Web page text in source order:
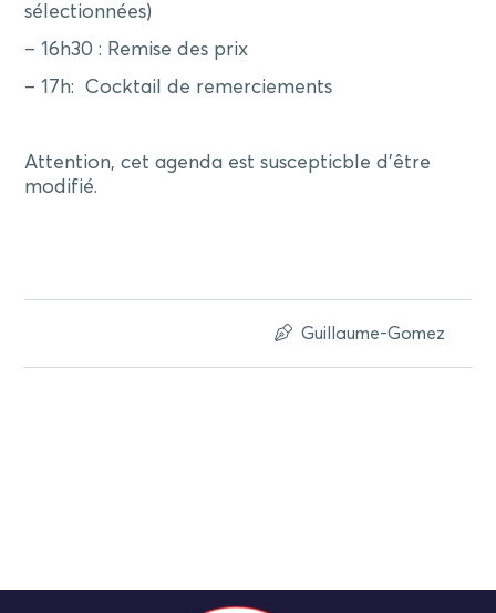
sélectionnées)
– 16h30 : Remise des prix
– 17h: Cocktail de remerciements
Attention, cet agenda est suscepticble d’être
modifié.
Guillaume-Gomez